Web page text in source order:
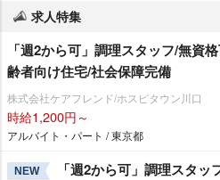
求人特集
「週2から可」調理スタッフ/無資
齢者向け住宅/社会保障完備
株式会社ケアフレンド/ホスピタウン川口
時給1,200円～
アルバイト・パート / 東京都
NEW
「週2から可」調理スタ